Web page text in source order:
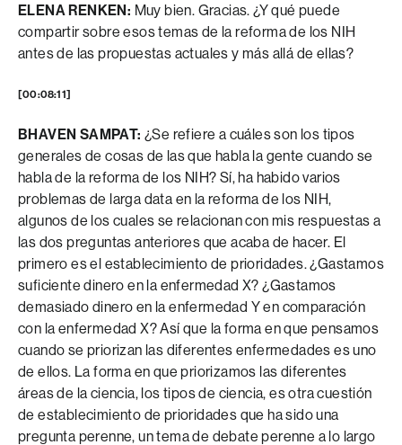
ELENA RENKEN: Muy bien. Gracias. ¿Y qué puede
compartir sobre esos temas de la reforma de los NIH
antes de las propuestas actuales y más allá de ellas?
[00:08:11]
BHAVEN SAMPAT: ¿Se refiere a cuáles son los tipos
generales de cosas de las que habla la gente cuando se
habla de la reforma de los NIH? Sí, ha habido varios
problemas de larga data en la reforma de los NIH,
algunos de los cuales se relacionan con mis respuestas a
las dos preguntas anteriores que acaba de hacer. El
primero es el establecimiento de prioridades. ¿Gastamos
suficiente dinero en la enfermedad X? ¿Gastamos
demasiado dinero en la enfermedad Y en comparación
con la enfermedad X? Así que la forma en que pensamos
cuando se priorizan las diferentes enfermedades es uno
de ellos. La forma en que priorizamos las diferentes
áreas de la ciencia, los tipos de ciencia, es otra cuestión
de establecimiento de prioridades que ha sido una
pregunta perenne, un tema de debate perenne a lo largo